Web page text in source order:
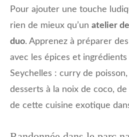
Pour ajouter une touche
rien de mieux qu’un atelier
duo. Apprenez à préparer
avec les épices et
Seychelles : curry de
desserts à la noix de coco,
de cette cuisine exotique